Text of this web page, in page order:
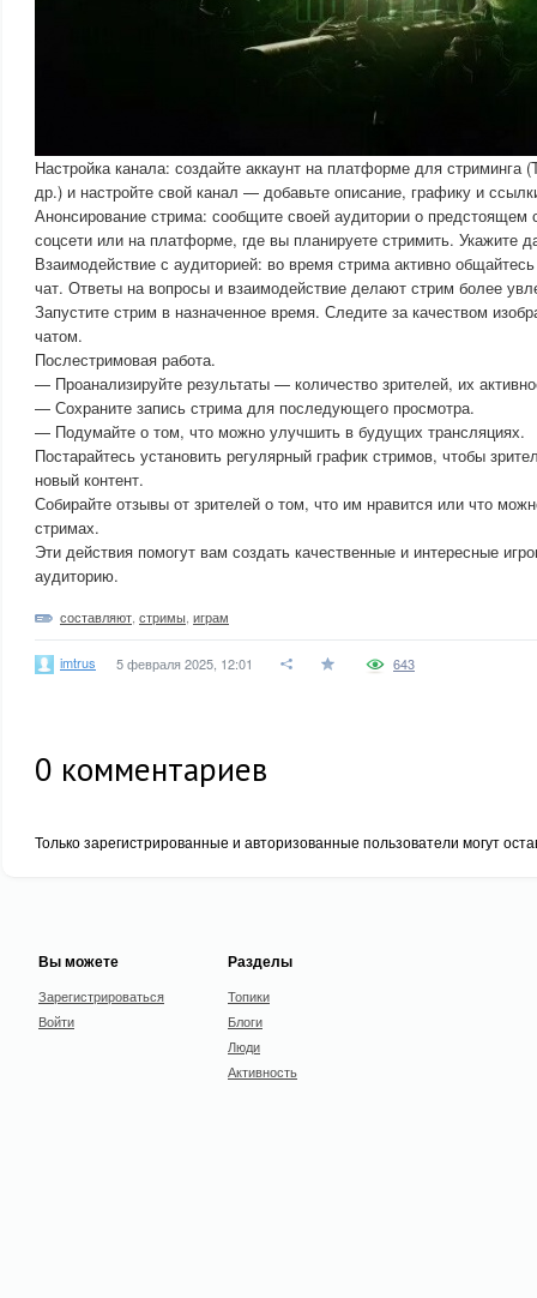
Настройка канала: создайте аккаунт на платформе для стриминга
др.) и настройте свой канал — добавьте описание, графику и
Анонсирование стрима: сообщите своей аудитории о предстоящем
соцсети или на платформе, где вы планируете стримить. Укажите
Взаимодействие с аудиторией: во время стрима активно
чат. Ответы на вопросы и взаимодействие делают стрим более
Запустите стрим в назначенное время. Следите за качеством
чатом.
Послестримовая работа.
— Проанализируйте результаты — количество зрителей, их
— Сохраните запись стрима для последующего просмотра.
— Подумайте о том, что можно улучшить в будущих трансляциях.
Постарайтесь установить регулярный график стримов, чтобы
новый контент.
Собирайте отзывы от зрителей о том, что им нравится или что
стримах.
Эти действия помогут вам создать качественные и интересные
аудиторию.
составляют стримы играм
imtrus 5 февраля 2025, 12:01 643
0 комментариев
Только зарегистрированные и авторизованные пользователи могут
Вы можете
Зарегистрироваться
Войти
Разделы
Топики
Блоги
Люди
Активность